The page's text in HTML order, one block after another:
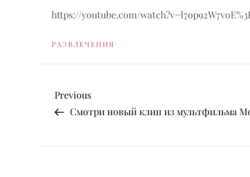
https://youtube.com/
РАЗВЛЕЧЕНИЯ
P
Previous
Post
Previous
Смотри новый клип из мультфильма